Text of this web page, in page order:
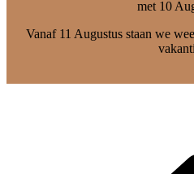
met 10
Vanaf 11 Augustus staan we